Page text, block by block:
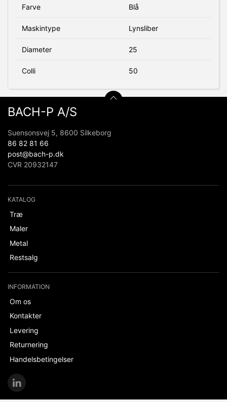
Farve Blå
Maskintype Lynsliber
Diameter 25
Colli 50
BACH-P A/S
Suensonsvej 5, 8600 Silkeborg
86 82 81 66
post@bach-p.dk
CVR 20932147
KATALOG
Træ
Maler
Metal
Restsalg
INFORMATION
Om os
Kontakter
Levering
Returnering
Handelsbetingelser